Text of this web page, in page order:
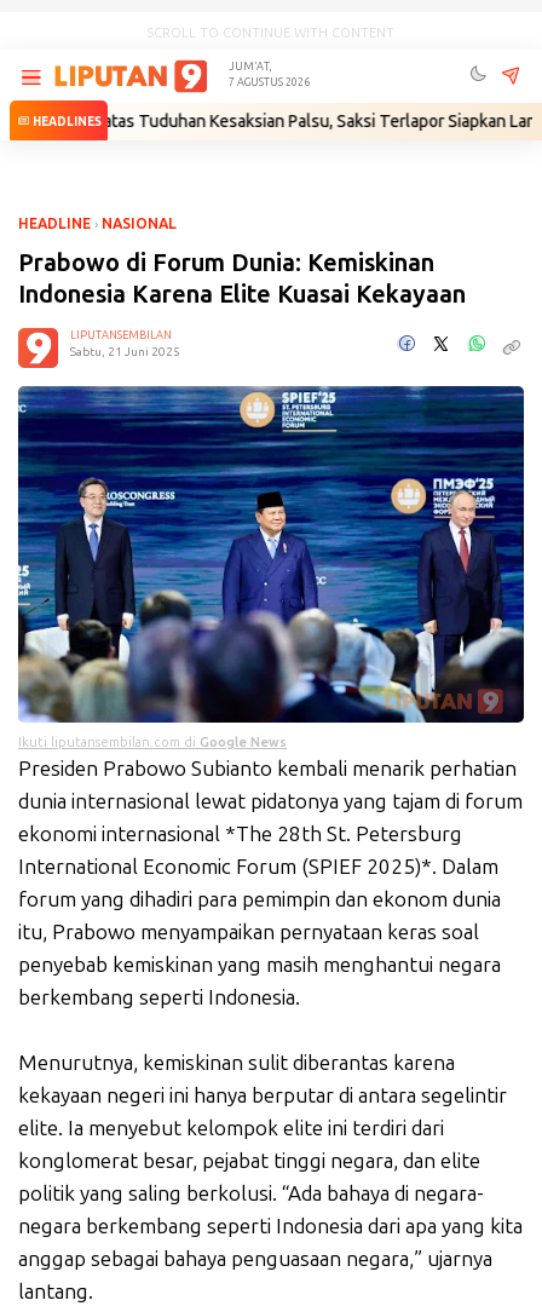
SCROLL TO CONTINUE WITH CONTENT
JUM'AT,
7 AGUSTUS 2026
HEADLINES
atas Tuduhan Kesaksian Palsu, Saksi Terlapor Siapkan Langkah
HEADLINE › NASIONAL
Prabowo di Forum Dunia: Kemiskinan
Indonesia Karena Elite Kuasai Kekayaan
LIPUTANSEMBILAN
Sabtu, 21 Juni 2025
Ikuti liputansembilan.com di Google News
Presiden Prabowo Subianto kembali menarik perhatian
dunia internasional lewat pidatonya yang tajam di forum
ekonomi internasional *The 28th St. Petersburg
International Economic Forum (SPIEF 2025)*. Dalam
forum yang dihadiri para pemimpin dan ekonom dunia
itu, Prabowo menyampaikan pernyataan keras soal
penyebab kemiskinan yang masih menghantui negara
berkembang seperti Indonesia.
Menurutnya, kemiskinan sulit diberantas karena
kekayaan negeri ini hanya berputar di antara segelintir
elite. Ia menyebut kelompok elite ini terdiri dari
konglomerat besar, pejabat tinggi negara, dan elite
politik yang saling berkolusi. “Ada bahaya di negara-
negara berkembang seperti Indonesia dari apa yang kita
anggap sebagai bahaya penguasaan negara,” ujarnya
lantang.